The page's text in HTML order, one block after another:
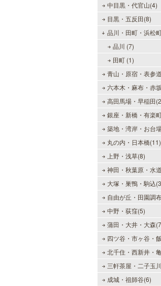
中目黒・代官山(4)
目黒・五反田(8)
品川・田町・浜松
品川 (7)
田町 (1)
青山・原宿・表参
六本木・麻布・赤
高田馬場・早稲田
銀座・新橋・有楽
築地・湾岸・お台
丸の内・日本橋(11)
上野・浅草(8)
神田・秋葉原・水
大塚・巣鴨・駒込
自由が丘・田園調
中野・荻窪(5)
蒲田・大井・大森
四ツ谷・市ヶ谷・
北千住・西新井・
三軒茶屋・二子玉
成城・祖師谷(6)